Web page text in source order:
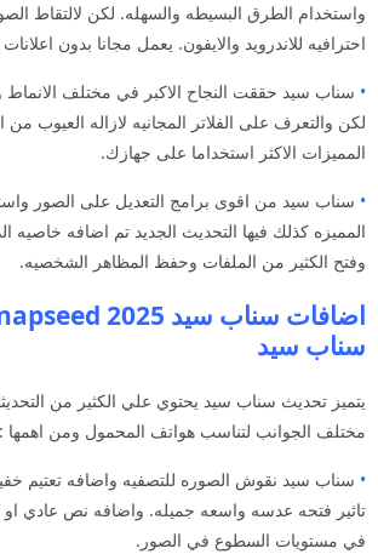
واستخدام الطرق البسيطه والسهله. لكن لالتقاط
احترافيه للاندرويد والايفون. يعمل مجانا بدون
• سناب سيد حققت النجاح الاكبر في مختلف
لكن والتعرف على الفلاتر المجانيه لازاله العيوب
المميزات الاكثر استخداما على جهازك.
• سناب سيد من اقوى برامج التعديل على الصور
المميزه كذلك فيها التحديث الجديد تم اضافه خاصيه
وفتح الكثير من الملفات وحفظ المظاهر الشخصيه.
سناب سيد
يتميز تحديث سناب سيد يحتوي علي الكثير من
مختلف الجوانب لتناسب هواتف المحمول ومن اهمها :
• سناب سيد نقوش الصوره للتصفيه واضافه تعتيم
تاثير فتحه عدسه واسعه جميله. واضافه نص عادي او
في مستويات السطوع في الصور.